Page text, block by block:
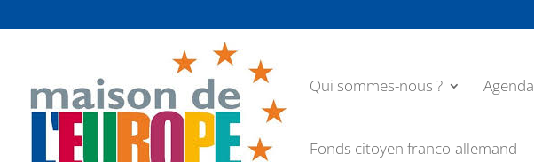
Qui sommes-nous ? Agenda
Fonds citoyen franco-allemand